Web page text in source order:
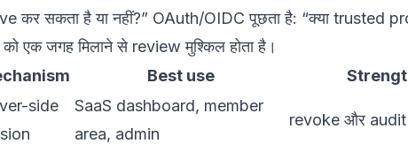
कर सकता है या नहीं?” OAuth/OIDC पूछता है: “क्या trusted
को एक जगह मिलाने से review मुश्किल होता है।
Best use
side
SaaS dashboard, member
area, admin
revoke और